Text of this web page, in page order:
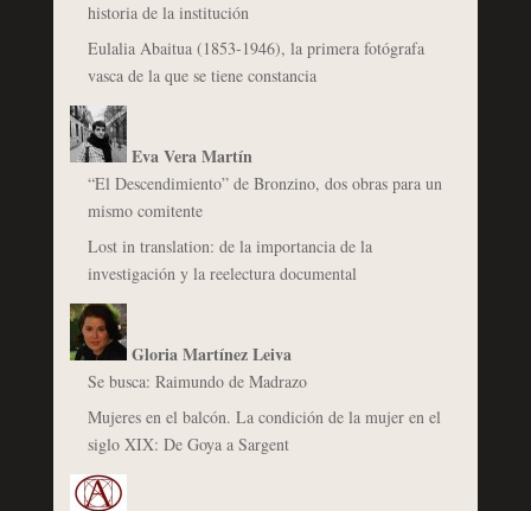
historia de la institución
Eulalia Abaitua (1853-1946), la primera fotógrafa
vasca de la que se tiene constancia
Eva Vera Martín
“El Descendimiento” de Bronzino, dos obras para un
mismo comitente
Lost in translation: de la importancia de la
investigación y la reelectura documental
Gloria Martínez Leiva
Se busca: Raimundo de Madrazo
Mujeres en el balcón. La condición de la mujer en el
siglo XIX: De Goya a Sargent